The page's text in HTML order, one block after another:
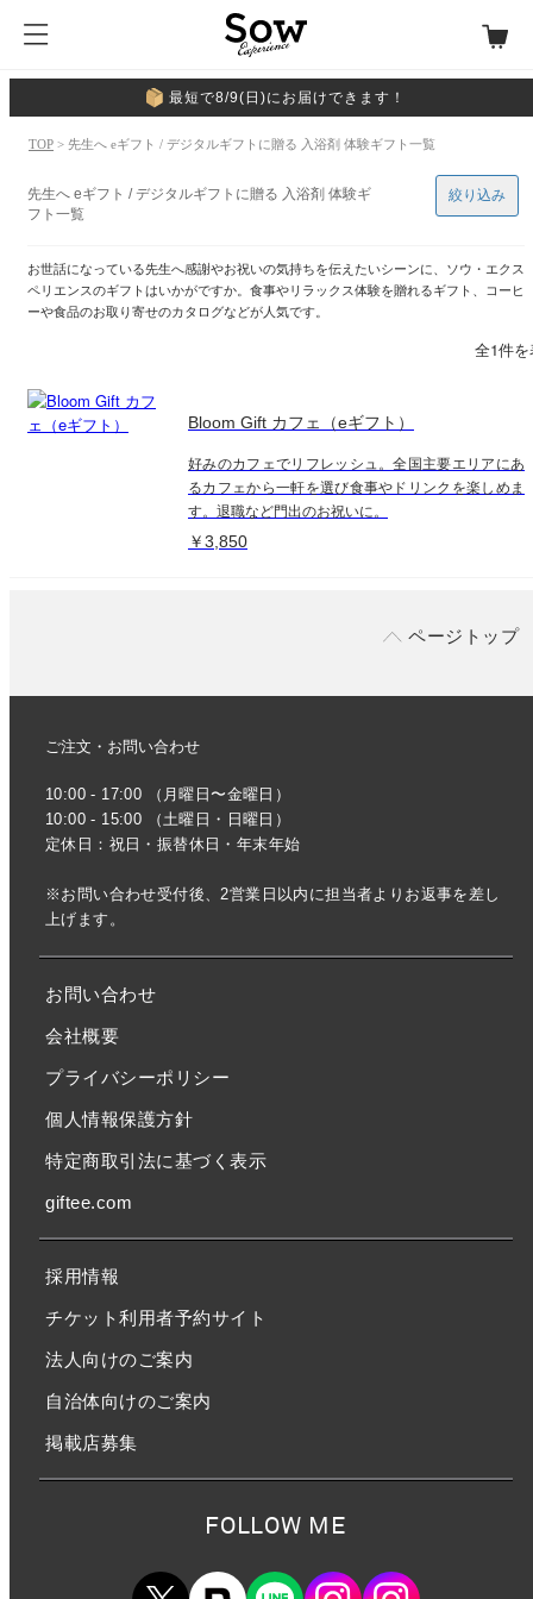
最短で8/9(日)にお届けできます！
TOP > 先生へ eギフト / デジタルギフトに贈る 入浴剤 体験ギフト一覧
先生へ eギフト / デジタルギフトに贈る 入浴剤 体験ギ
フト一覧
お世話になっている先生へ感謝やお祝いの気持ちを伝えたいシーンに、ソウ・エクス
ペリエンスのギフトはいかがですか。食事やリラックス体験を贈れるギフト、コーヒ
ーや食品のお取り寄せのカタログなどが人気です。
絞り込み
全1件
Bloom Gift カフェ（eギフト）
好みのカフェでリフレッシュ。全国主要エリアにあ
るカフェから一軒を選び食事やドリンクを楽しめま
す。退職など門出のお祝いに。
￥3,850
ページトップ
ご注文・お問い合わせ
10:00 - 17:00 （月曜日〜金曜日）
10:00 - 15:00 （土曜日・日曜日）
定休日：祝日・振替休日・年末年始
※お問い合わせ受付後、2営業日以内に担当者よりお返事を差し
上げます。
お問い合わせ
会社概要
プライバシーポリシー
個人情報保護方針
特定商取引法に基づく表示
giftee.com
採用情報
チケット利用者予約サイト
法人向けのご案内
自治体向けのご案内
掲載店募集
FOLLOW ME